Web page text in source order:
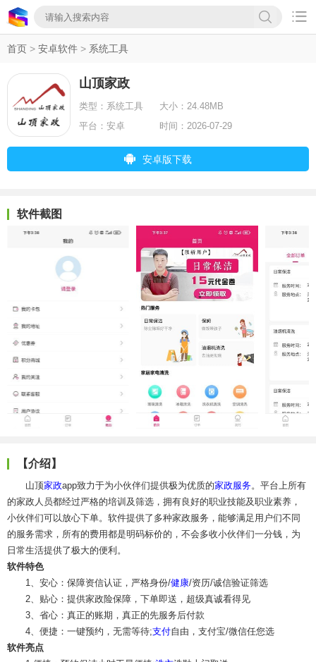

首页 > 安卓软件 > 系统工具
山顶家政
类型： 系统工具 大小： 24.48MB
平台： 安卓 时间： 2026-07-29
安卓版下载
软件截图
【介绍】
山顶家政app致力于为小伙伴们提供极为优质的家政服务。平台上所有
的家政人员都经过严格的培训及筛选，拥有良好的职业技能及职业素养，
小伙伴们可以放心下单。软件提供了多种家政服务，能够满足用户们不同
的服务需求，所有的费用都是明码标价的，不会多收小伙伴们一分钱，为
日常生活提供了极大的便利。
软件特色
1、安心：保障资信认证，严格身份/健康/资历/诚信验证筛选
2、贴心：提供家政险保障，下单即送，超级真诚看得见
3、省心：真正的账期，真正的先服务后付款
4、便捷：一键预约，无需等待;支付自由，支付宝/微信任您选
软件亮点